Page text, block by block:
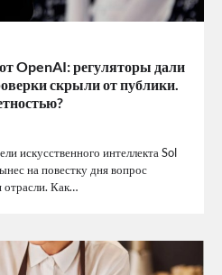
OpenAI: регуляторы дали
скрыли от публики.
искусственного интеллекта Sol
на повестку дня вопрос
отрасли. Как…